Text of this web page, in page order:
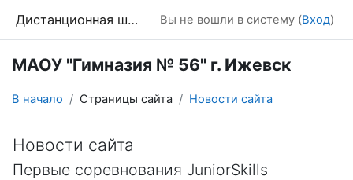
Дистанционная школа Вы не вошли в систему (Вход)
МАОУ "Гимназия № 56" г. Ижевск
В начало Страницы сайта Новости сайта
Новости сайта
Первые соревнования JuniorSkills